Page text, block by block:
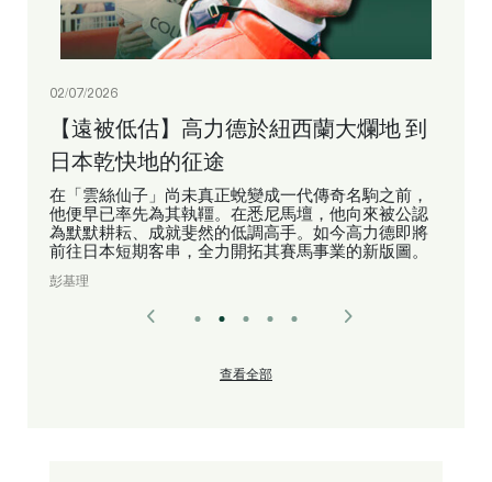
02/07/2026
【遠被低估】高力德於紐西蘭大爛地 到
日本乾快地的征途
在「雲絲仙子」尚未真正蛻變成一代傳奇名駒之前，
他便早已率先為其執韁。在悉尼馬壇，他向來被公認
為默默耕耘、成就斐然的低調高手。如今高力德即將
前往日本短期客串，全力開拓其賽馬事業的新版圖。
彭基理
查看全部